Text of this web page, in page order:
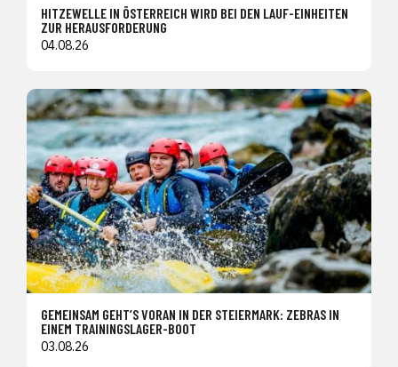
HITZEWELLE IN ÖSTERREICH WIRD BEI DEN LAUF-EINHEITEN
ZUR HERAUSFORDERUNG
04.08.26
GEMEINSAM GEHT’S VORAN IN DER STEIERMARK: ZEBRAS IN
EINEM TRAININGSLAGER-BOOT
03.08.26